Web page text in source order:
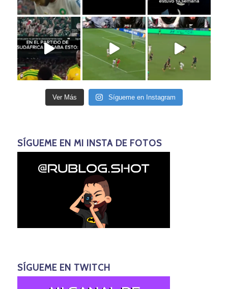
Ver Más Sígueme en Instagram
SÍGUEME EN MI INSTA DE FOTOS
SÍGUEME EN TWITCH